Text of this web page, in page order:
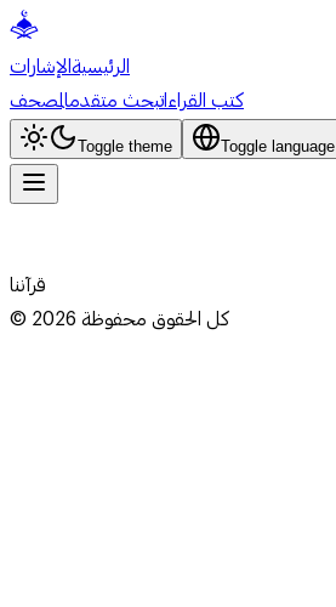
الرئيسيةالإشارات
كتب القراءاتبحث متقدمالمصحف
Toggle theme Toggle language
قرآننا
© 2026كل الحقوق محفوظة